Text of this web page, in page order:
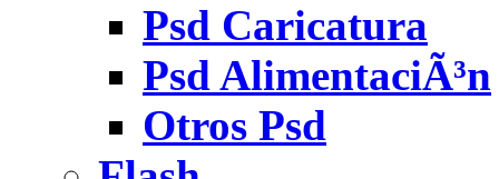
Psd Caricatura
Psd AlimentaciÃ³n
Otros Psd